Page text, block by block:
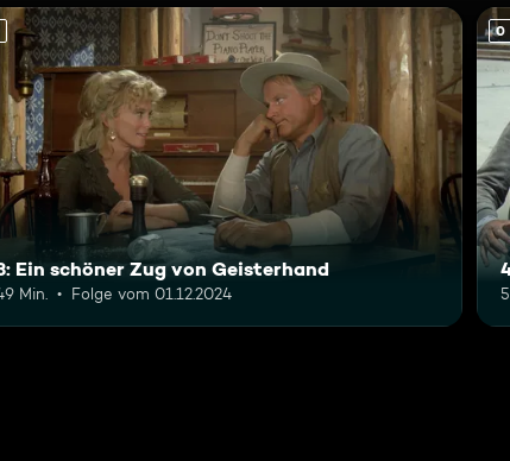
Ein schöner Zug von Geisterhand
Min. Folge vom 01.12.2024
0